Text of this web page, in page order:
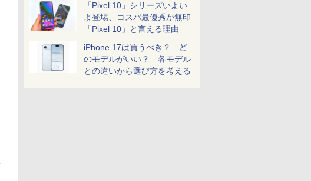
「Pixel 10」シリーズいよい
よ登場、コスパ最優秀が無印
「Pixel 10」と言える理由
iPhone 17は買うべき？ ど
のモデルがいい？ 各モデル
との違いから選び方を考える